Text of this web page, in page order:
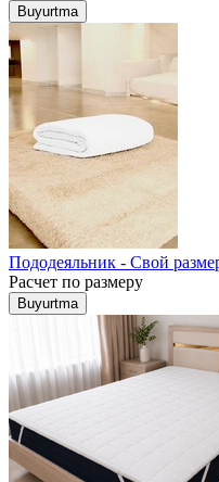
Buyurtma
Пододеяльник - Свой
Расчет по размеру
Buyurtma